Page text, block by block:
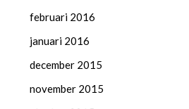
februari 2016
januari 2016
december 2015
november 2015